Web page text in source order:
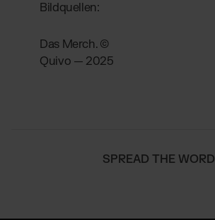
Bildquellen:
Das Merch. ©
Quivo — 2025
SPREAD THE WORD